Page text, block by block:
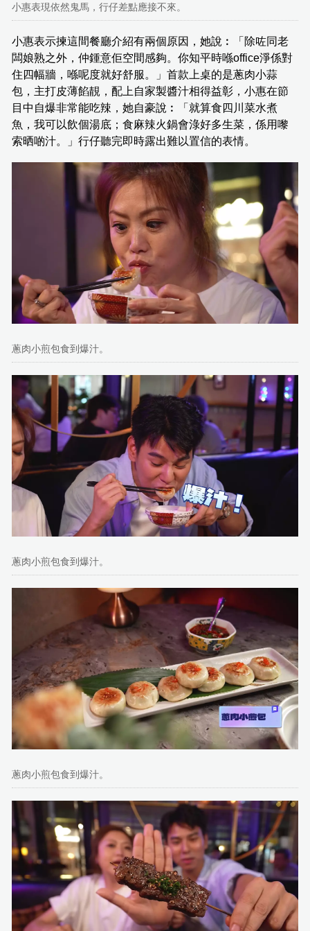
小惠表現依然鬼馬，行仔差點應接不來。
小惠表示揀這間餐廳介紹有兩個原因，她說︰「除咗同老
闆娘熟之外，仲鍾意佢空間感夠。你知平時喺office淨係對
住四幅牆，喺呢度就好舒服。」首款上桌的是蔥肉小蒜
包，主打皮薄餡靚，配上自家製醬汁相得益彰，小惠在節
目中自爆非常能吃辣，她自豪說︰「就算食四川菜水煮
魚，我可以飲個湯底；食麻辣火鍋會淥好多生菜，係用嚟
索晒啲汁。」行仔聽完即時露出難以置信的表情。
蔥肉小煎包食到爆汁。
蔥肉小煎包食到爆汁。
蔥肉小煎包食到爆汁。